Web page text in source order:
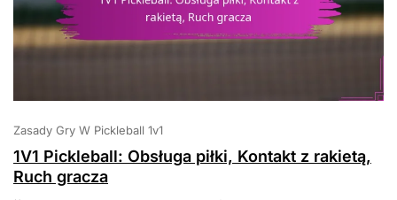
Zasady Gry W Pickleball 1v1
1V1 Pickleball: Obsługa piłki, Kontakt z rakietą,
Ruch gracza